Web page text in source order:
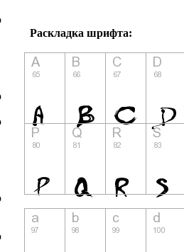
Раскладка шрифта: